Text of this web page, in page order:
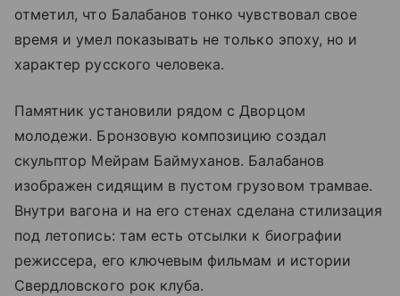
отметил, что Балабанов тонко чувствовал свое
время и умел показывать не только эпоху, но и
характер русского человека.
Памятник установили рядом с Дворцом
молодежи. Бронзовую композицию создал
скульптор Мейрам Баймуханов. Балабанов
изображен сидящим в пустом грузовом трамвае.
Внутри вагона и на его стенах сделана стилизация
под летопись: там есть отсылки к биографии
режиссера, его ключевым фильмам и истории
Свердловского рок клуба.